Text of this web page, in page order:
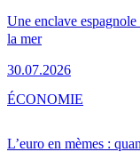
Une enclave
la mer
30.07.2026
L’euro en mèmes :
ÉCONOMIE